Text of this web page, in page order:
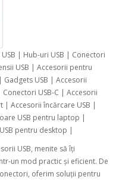
| Hub-uri USB | Conectori
USB | Accesorii pentru
USB | Accesorii
USB-C | Accesorii
| Accesorii încărcare USB |
USB pentru laptop |
pentru desktop |
USB, menite să îți
un mod practic și eficient. De
oferim soluții pentru